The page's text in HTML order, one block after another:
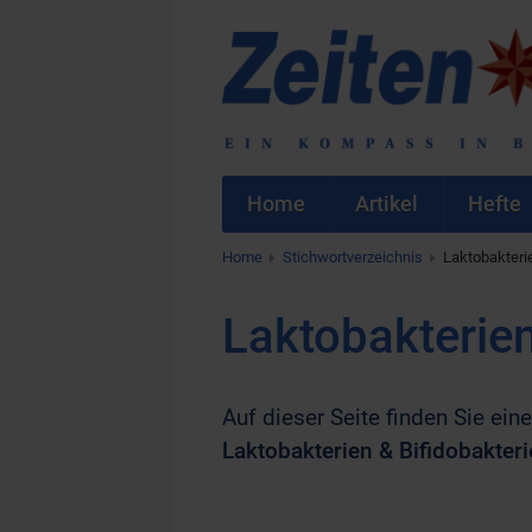
Home Artikel Hefte
Home Stichwortverzeichnis
Auf dieser Seite finden Sie
Laktobakterien &